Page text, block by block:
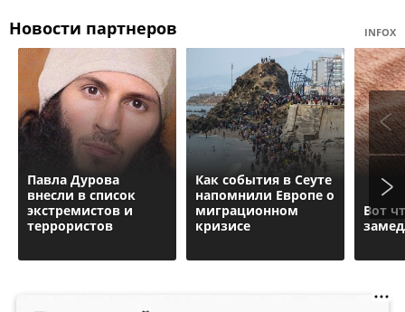
Новости партнеров INFOX
Павла Дурова
внесли в список
экстремистов и
террористов
Как события в Сеуте
напомнили Европе о
миграционном
кризисе
Вот